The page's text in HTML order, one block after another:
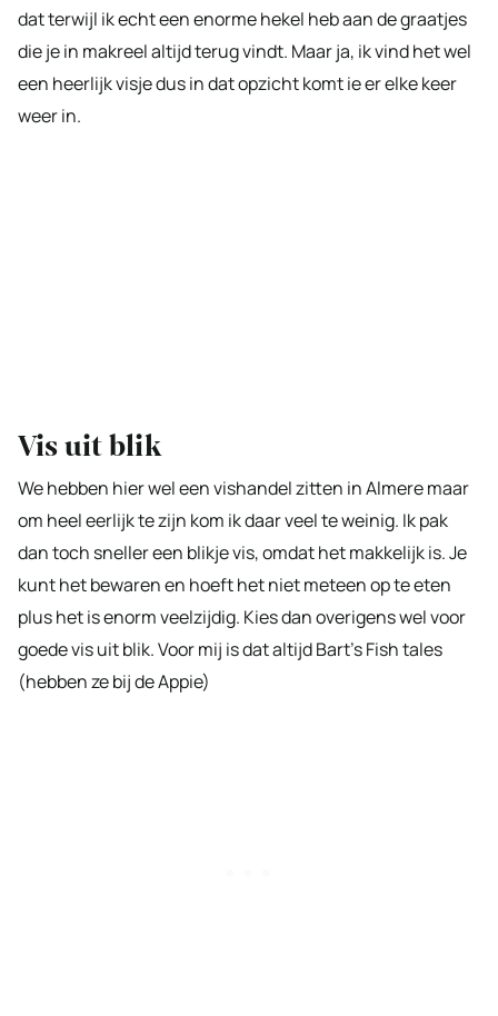
dat terwijl ik echt een enorme hekel heb aan de graatjes
die je in makreel altijd terug vindt. Maar ja, ik vind het wel
een heerlijk visje dus in dat opzicht komt ie er elke keer
weer in.
Vis uit blik
We hebben hier wel een vishandel zitten in Almere maar
om heel eerlijk te zijn kom ik daar veel te weinig. Ik pak
dan toch sneller een blikje vis, omdat het makkelijk is. Je
kunt het bewaren en hoeft het niet meteen op te eten
plus het is enorm veelzijdig. Kies dan overigens wel voor
goede vis uit blik. Voor mij is dat altijd Bart’s Fish tales
(hebben ze bij de Appie)